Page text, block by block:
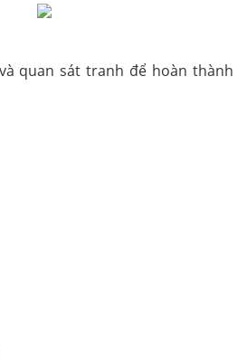
quan sát tranh để hoàn thành